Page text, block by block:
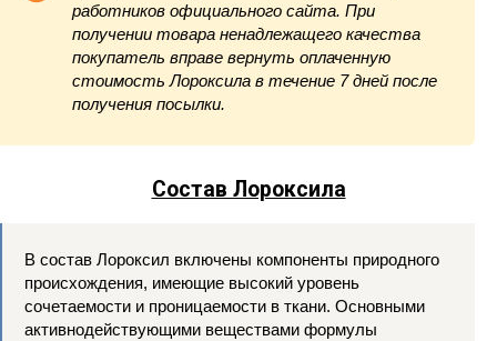
работников официального сайта. При
получении товара ненадлежащего качества
покупатель вправе вернуть оплаченную
стоимость Лороксила в течение 7 дней после
получения посылки.
Состав Лороксила
В состав Лороксил включены компоненты природного
происхождения, имеющие высокий уровень
сочетаемости и проницаемости в ткани. Основными
активнодействующими веществами формулы